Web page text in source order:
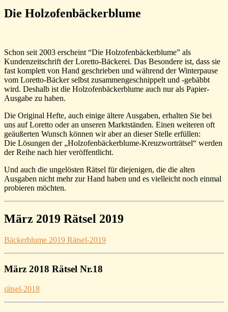
Die Holzofenbäckerblume
Schon seit 2003 erscheint “Die Holzofenbäckerblume” als
Kundenzeitschrift der Loretto-Bäckerei. Das Besondere ist, dass sie
fast komplett von Hand geschrieben und während der Winterpause
vom Loretto-Bäcker selbst zusammengeschnippelt und -gebäbbt
wird. Deshalb ist die Holzofenbäckerblume auch nur als Papier-
Ausgabe zu haben.
Die Original Hefte, auch einige ältere Ausgaben, erhalten Sie bei
uns auf Loretto oder an unseren Marktständen. Einen weiteren oft
geäußerten Wunsch können wir aber an dieser Stelle erfüllen:
Die Lösungen der „Holzofenbäckerblume-Kreuzworträtsel“ werden
der Reihe nach hier veröffentlicht.
Und auch die ungelösten Rätsel für diejenigen, die die alten
Ausgaben nicht mehr zur Hand haben und es vielleicht noch einmal
probieren möchten.
März 2019 Rätsel 2019
Bäckerblume 2019 Rätsel-2019
März 2018 Rätsel Nr.18
rätsel-2018